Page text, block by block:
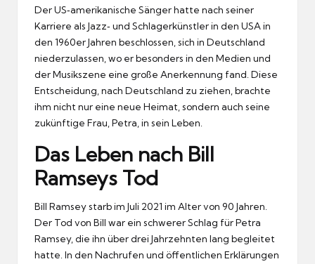
Der US‑amerikanische Sänger hatte nach seiner
Karriere als Jazz‑ und Schlagerkünstler in den USA in
den 1960er Jahren beschlossen, sich in Deutschland
niederzulassen, wo er besonders in den Medien und
der Musikszene eine große Anerkennung fand. Diese
Entscheidung, nach Deutschland zu ziehen, brachte
ihm nicht nur eine neue Heimat, sondern auch seine
zukünftige Frau, Petra, in sein Leben.
Das Leben nach Bill
Ramseys Tod
Bill Ramsey starb im Juli 2021 im Alter von 90 Jahren.
Der Tod von Bill war ein schwerer Schlag für Petra
Ramsey, die ihn über drei Jahrzehnten lang begleitet
hatte. In den Nachrufen und öffentlichen Erklärungen